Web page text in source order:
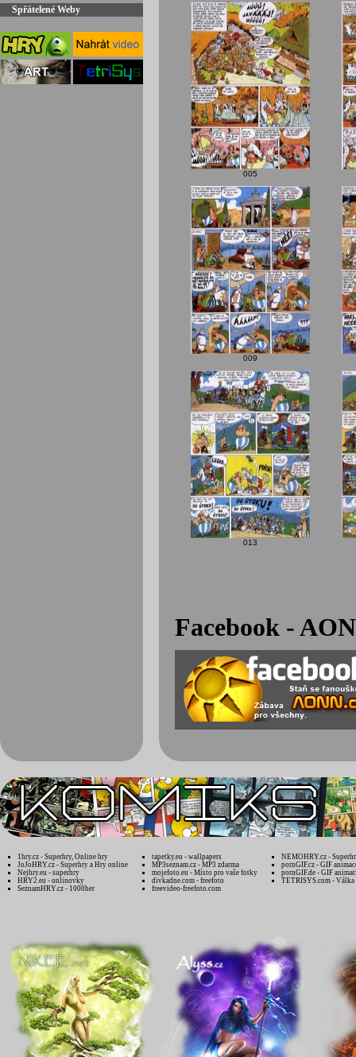
Spřátelené Weby
005
009
013
Facebook -
1hry.cz - Superhry, Online hry
JoJoHRY.cz - Superhry a Hry online
Nejhry.eu - superhry
HRY2.eu - onlinovky
SeznamHRY.cz - 1000her
tapetky.eu - wallpapers
MP3seznam.cz - MP3 zdarma
mojefoto.eu - Místo pro vaše fotky
divkadne.com - freefoto
freevideo-freefoto.com
NEMOHRY.cz -
pornGIF.cz - GIF
pornGIF.de - GIF
TETRISYS.com - Válka